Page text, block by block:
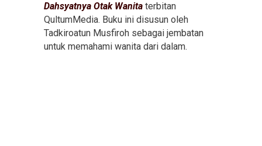
Dahsyatnya Otak Wanita terbitan
QultumMedia. Buku ini disusun oleh
Tadkiroatun Musfiroh sebagai jembatan
untuk memahami wanita dari dalam.